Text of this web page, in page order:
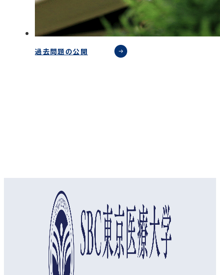
過去問題の公開